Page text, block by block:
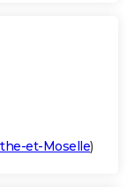
et-Moselle)